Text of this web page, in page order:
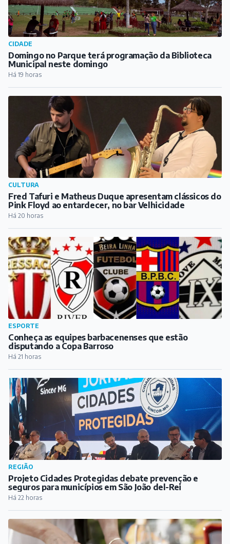
CIDADE
Domingo no Parque terá programação da Biblioteca
Municipal neste domingo
Há 19 horas
CULTURA
Fred Tafuri e Matheus Duque apresentam clássicos do
Pink Floyd ao entardecer, no bar Velhicidade
Há 20 horas
ESPORTE
Conheça as equipes barbacenenses que estão
disputando a Copa Barroso
Há 21 horas
REGIÃO
Projeto Cidades Protegidas debate prevenção e
seguros para municípios em São João del-Rei
Há 22 horas